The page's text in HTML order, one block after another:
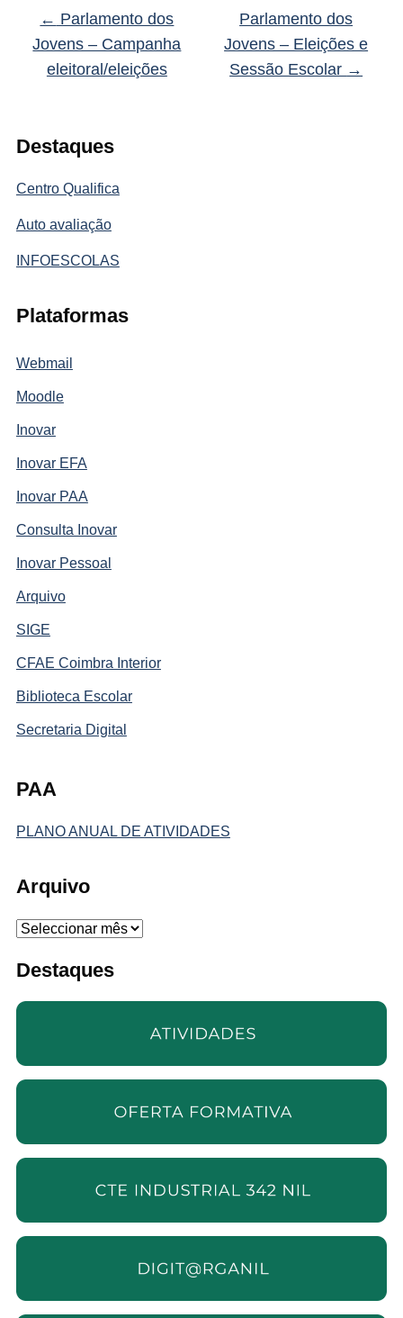
Destaques
Centro Qualifica
Auto avaliação
INFOESCOLAS
Plataformas
Webmail
Moodle
Inovar
Inovar EFA
Inovar PAA
Consulta Inovar
Inovar Pessoal
Arquivo
SIGE
CFAE Coimbra Interior
Biblioteca Escolar
Secretaria Digital
PAA
PLANO ANUAL DE ATIVIDADES
Arquivo
Arquivo
← Parlamento dos
Jovens – Campanha
eleitoral/eleições
Parlamento dos
Jovens – Eleições e
Sessão Escolar →
Destaques